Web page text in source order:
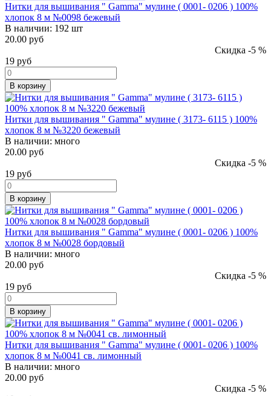
Нитки для вышивания " Gamma" мулине ( 0001- 0206 ) 100%
хлопок 8 м №0098 бежевый
В наличии: 192 шт
20.00 руб
Скидка -5 %
19 руб
В корзину
Нитки для вышивания " Gamma" мулине ( 3173- 6115 ) 100%
хлопок 8 м №3220 бежевый
В наличии: много
20.00 руб
Скидка -5 %
19 руб
В корзину
Нитки для вышивания " Gamma" мулине ( 0001- 0206 ) 100%
хлопок 8 м №0028 бордовый
В наличии: много
20.00 руб
Скидка -5 %
19 руб
В корзину
Нитки для вышивания " Gamma" мулине ( 0001- 0206 ) 100%
хлопок 8 м №0041 св. лимонный
В наличии: много
20.00 руб
Скидка -5 %